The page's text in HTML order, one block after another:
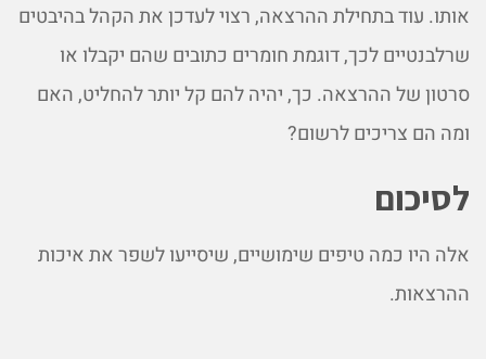
אותו. עוד בתחילת ההרצאה, רצוי לעדכן את הקהל בהיבטים
שרלבנטיים לכך, דוגמת חומרים כתובים שהם יקבלו או
סרטון של ההרצאה. כך, יהיה להם קל יותר להחליט, האם
ומה הם צריכים לרשום?
לסיכום
אלה היו כמה טיפים שימושיים, שיסייעו לשפר את איכות
ההרצאות.